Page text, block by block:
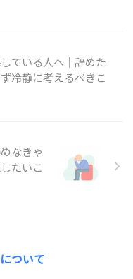
ている人へ｜辞めた
冷静に考えるべきこ
なきゃ
たいこ
ついて